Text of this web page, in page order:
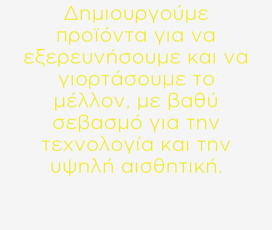
Δημιουργούμε
προϊόντα για να
εξερευνήσουμε και να
γιορτάσουμε το
μέλλον, με βαθύ
σεβασμό για την
τεχνολογία και την
υψηλή αισθητική.